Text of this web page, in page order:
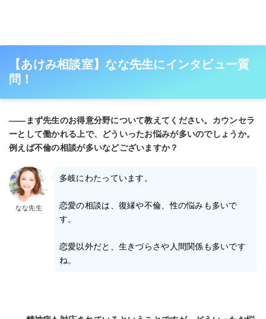
【あけみ相談室】なな先生にインタビュー質
問！
――まず先生のお得意分野について教えてください。カウンセラ
ーとして働かれる上で、どういったお悩みが多いのでしょうか。
例えば不倫の相談が多いなどございますか？
なな先生
多岐にわたっています。
恋愛の相談は、復縁や不倫、性の悩みも多いで
す。
恋愛以外だと、生きづらさや人間関係も多いです
ね。